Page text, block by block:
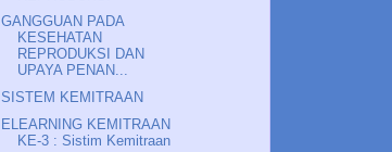
GANGGUAN PADA
KESEHATAN
REPRODUKSI DAN
UPAYA PENAN...
SISTEM KEMITRAAN
ELEARNING KEMITRAAN
KE-3 : Sistim Kemitraan